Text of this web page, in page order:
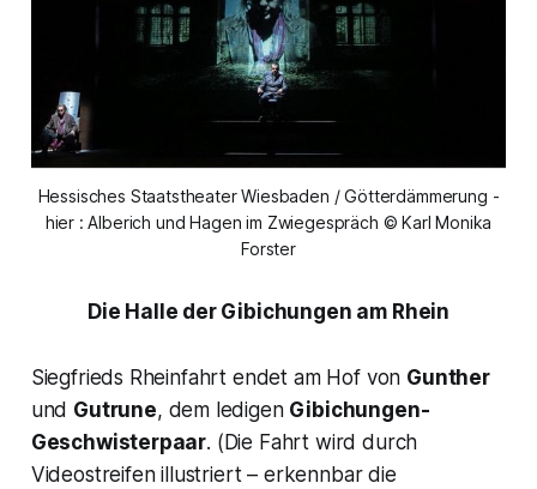
Hessisches Staatstheater Wiesbaden / Götterdämmerung -
hier : Alberich und Hagen im Zwiegespräch © Karl Monika
Forster
Die Halle der Gibichungen am Rhein
Siegfrieds Rheinfahrt endet am Hof von Gunther
und Gutrune, dem ledigen Gibichungen-
Geschwisterpaar. (Die Fahrt wird durch
Videostreifen illustriert – erkennbar die